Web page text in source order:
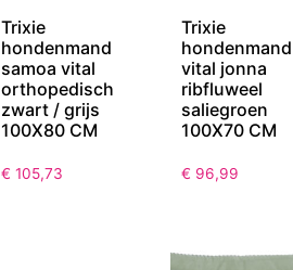
Trixie
hondenmand
samoa vital
orthopedisch
zwart / grijs
100X80 CM
€ 105,73
Trixie
hondenmand
vital jonna
ribfluweel
saliegroen
100X70 CM
€ 96,99